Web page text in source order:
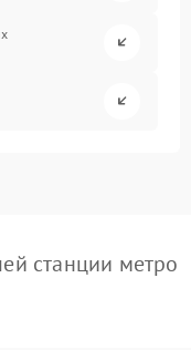
станции метро